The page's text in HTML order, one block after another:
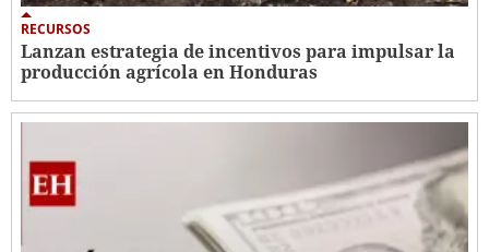
RECURSOS
Lanzan estrategia de incentivos para impulsar la
producción agrícola en Honduras